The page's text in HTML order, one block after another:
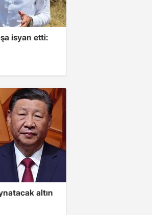
isyan etti:
altın